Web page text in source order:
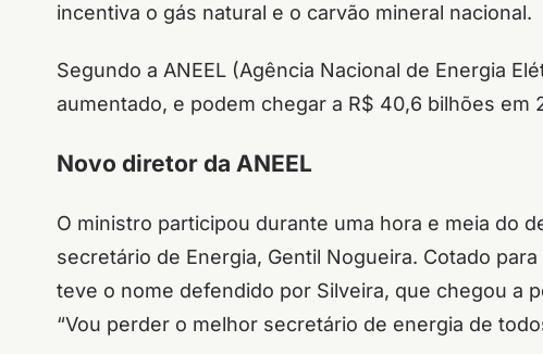
incentiva o gás natural e o carvão mineral nacional.
Segundo a ANEEL (Agência Nacional de Energia
aumentado, e podem chegar a R$ 40,6 bilhões em
Novo diretor da ANEEL
O ministro participou durante uma hora e meia do
secretário de Energia, Gentil Nogueira. Cotado
teve o nome defendido por Silveira, que chegou a
“Vou perder o melhor secretário de energia de